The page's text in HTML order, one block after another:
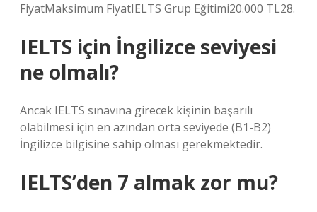
FiyatMaksimum FiyatIELTS Grup Eğitimi20.000 TL28.
IELTS için İngilizce seviyesi
ne olmalı?
Ancak IELTS sınavına girecek kişinin başarılı
olabilmesi için en azından orta seviyede (B1-B2)
İngilizce bilgisine sahip olması gerekmektedir.
IELTS’den 7 almak zor mu?